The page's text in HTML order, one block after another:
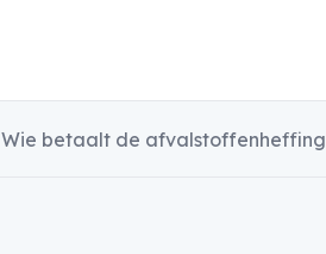
Wie betaalt de afvalstoffenheffing